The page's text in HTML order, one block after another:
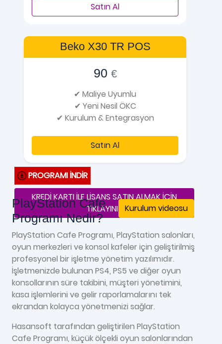
Satın Al
Beko X30 TR POS
90 €
✔ Maliye Uyumlu
✔ Yeni Nesil ÖKC
✔ Kurulum & Entegrasyon
Satın Al
PROGRAMI İNDİR
KREDİ KARTI İLE LİSANS SATIN ALMAK İÇİN
TIKLAYINIZ
Kurulum videosu
PlayStation Cafe
Programı Nedir?
PlayStation Cafe Programı, PlayStation salonları,
oyun merkezleri ve konsol kafeler için geliştirilmiş
profesyonel bir işletme yönetim yazılımıdır.
İşletmenizde bulunan PS4, PS5 ve diğer oyun
konsollarının süre takibini, müşteri yönetimini,
kasa işlemlerini ve gelir raporlamalarını tek
ekrandan kolayca yönetmenizi sağlar.
Hasansoft tarafından geliştirilen PlayStation
Cafe Programı, küçük ölçekli oyun salonlarından